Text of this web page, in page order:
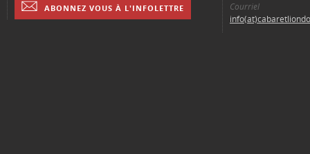
ABONNEZ VOUS À L'INFOLETTRE
Courriel